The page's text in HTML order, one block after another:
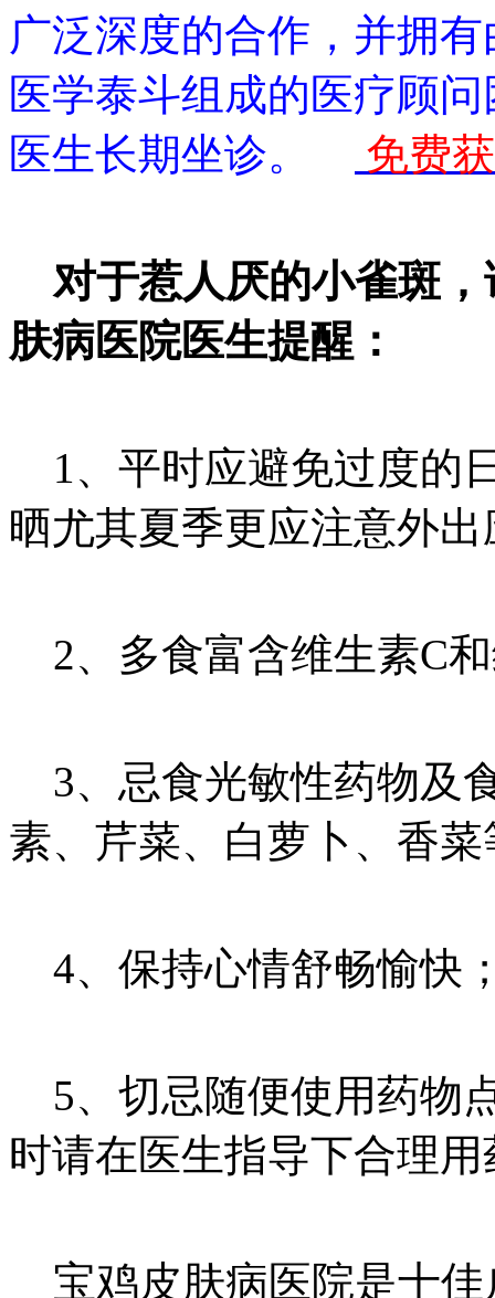
广泛深度的合作，并拥
医学泰斗组成的医疗顾
医生长期坐诊。
免费
对于惹人厌的小雀斑
肤病医院医生提醒：
1、平时应避免过度的
晒尤其夏季更应注意外
2、多食富含维生素C
3、忌食光敏性药物及
素、芹菜、白萝卜、香菜
4、保持心情舒畅愉快
5、切忌随便使用药物
时请在医生指导下合理用
宝鸡皮肤病医院是十佳